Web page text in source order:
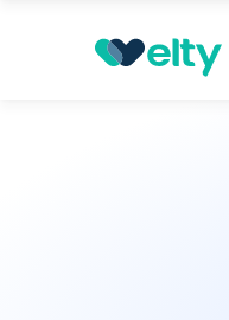
Prenota visita